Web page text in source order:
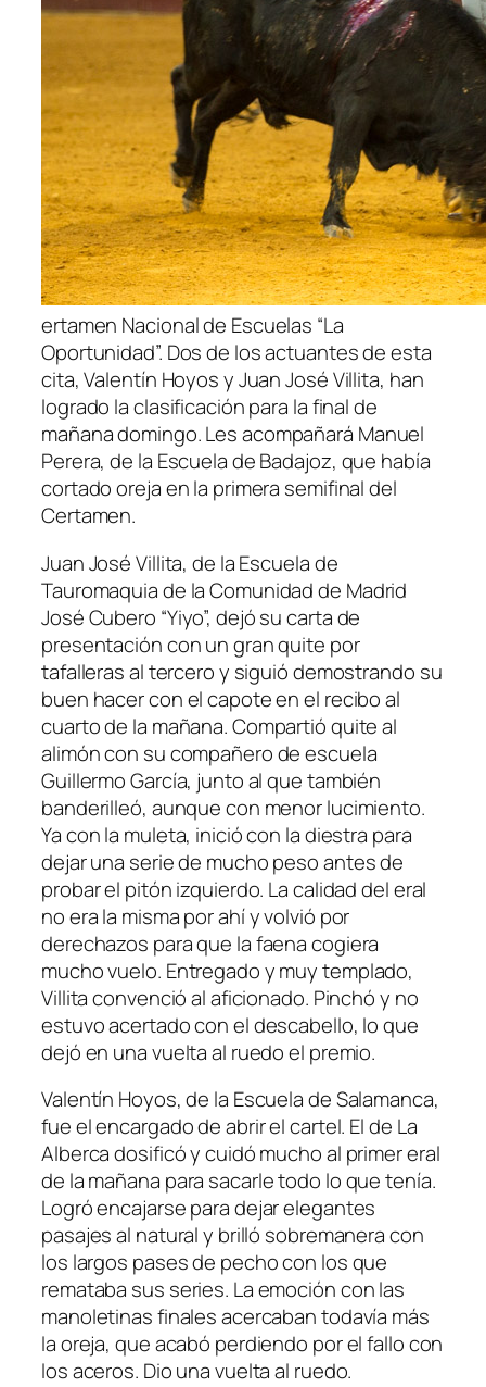
ertamen Nacional de Escuelas “La
Oportunidad”. Dos de los actuantes de esta
cita, Valentín Hoyos y Juan José Villita, han
logrado la clasificación para la final de
mañana domingo. Les acompañará Manuel
Perera, de la Escuela de Badajoz, que había
cortado oreja en la primera semifinal del
Certamen.
Juan José Villita, de la Escuela de
Tauromaquia de la Comunidad de Madrid
José Cubero “Yiyo”, dejó su carta de
presentación con un gran quite por
tafalleras al tercero y siguió demostrando su
buen hacer con el capote en el recibo al
cuarto de la mañana. Compartió quite al
alimón con su compañero de escuela
Guillermo García, junto al que también
banderilleó, aunque con menor lucimiento.
Ya con la muleta, inició con la diestra para
dejar una serie de mucho peso antes de
probar el pitón izquierdo. La calidad del eral
no era la misma por ahí y volvió por
derechazos para que la faena cogiera
mucho vuelo. Entregado y muy templado,
Villita convenció al aficionado. Pinchó y no
estuvo acertado con el descabello, lo que
dejó en una vuelta al ruedo el premio.
Valentín Hoyos, de la Escuela de Salamanca,
fue el encargado de abrir el cartel. El de La
Alberca dosificó y cuidó mucho al primer eral
de la mañana para sacarle todo lo que tenía.
Logró encajarse para dejar elegantes
pasajes al natural y brilló sobremanera con
los largos pases de pecho con los que
remataba sus series. La emoción con las
manoletinas finales acercaban todavía más
la oreja, que acabó perdiendo por el fallo con
los aceros. Dio una vuelta al ruedo.